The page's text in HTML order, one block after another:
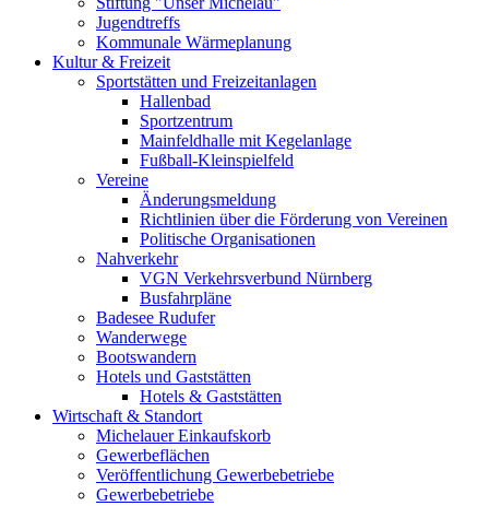
Jugendtreffs
Kommunale Wärmeplanung
Kultur & Freizeit
Sportstätten und Freizeitanlagen
Hallenbad
Sportzentrum
Mainfeldhalle mit Kegelanlage
Fußball-Kleinspielfeld
Vereine
Änderungsmeldung
Richtlinien über die Förderung von Vereinen
Politische Organisationen
Nahverkehr
VGN Verkehrsverbund Nürnberg
Busfahrpläne
Badesee Rudufer
Wanderwege
Bootswandern
Hotels und Gaststätten
Hotels & Gaststätten
Wirtschaft & Standort
Michelauer Einkaufskorb
Gewerbeflächen
Veröffentlichung Gewerbebetriebe
Gewerbebetriebe